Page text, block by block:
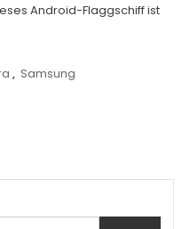
Android-Flaggschiff ist
, Samsung